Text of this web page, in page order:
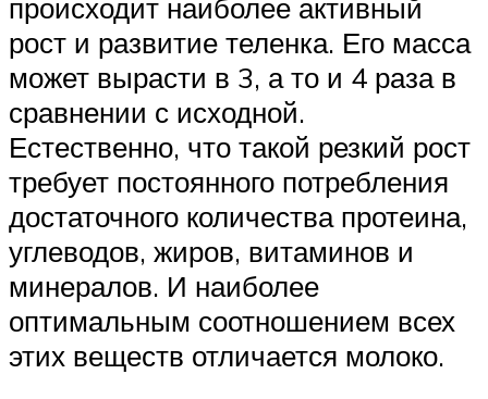
происходит наиболее активный
рост и развитие теленка. Его масса
может вырасти в 3, а то и 4 раза в
сравнении с исходной.
Естественно, что такой резкий рост
требует постоянного потребления
достаточного количества протеина,
углеводов, жиров, витаминов и
минералов. И наиболее
оптимальным соотношением всех
этих веществ отличается молоко.